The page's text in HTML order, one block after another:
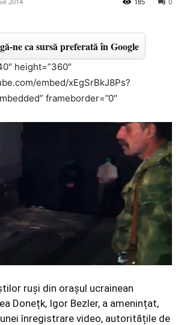
ne ca sursă preferată în Google
height=”360″
embed/xEgSrBkJ8Ps?
frameborder=”0″
ruși din orașul ucrainean
Donețk, Igor Bezler, a amenințat,
înregistrare video, autoritățile de